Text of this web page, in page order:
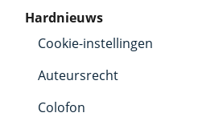
Hardnieuws
Cookie-instellingen
Auteursrecht
Colofon